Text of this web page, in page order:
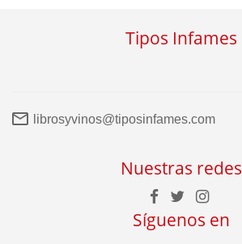
Tipos Infames
librosyvinos@tiposinfames.com
Nuestras redes
Síguenos en